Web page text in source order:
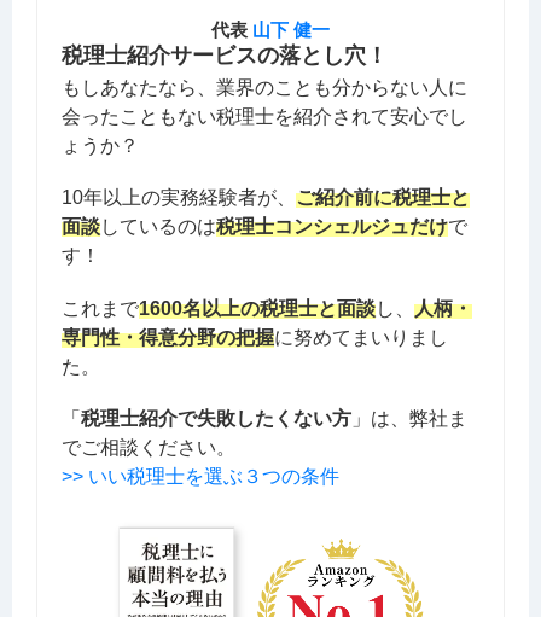
代表 山下 健一
税理士紹介サービスの落とし穴！
もしあなたなら、業界のことも分からない人に
会ったこともない税理士を紹介されて安心でし
ょうか？
10年以上の実務経験者が、 ご紹介前に税理士と
面談しているのは税理士コンシェルジュだけで
す！
これまで1600名以上の税理士と面談し、 人柄・
専門性・得意分野の把握に努めてまいりまし
た。
「 税理士紹介で失敗したくない方 」は、弊社ま
でご相談ください。
>> いい税理士を選ぶ３つの条件